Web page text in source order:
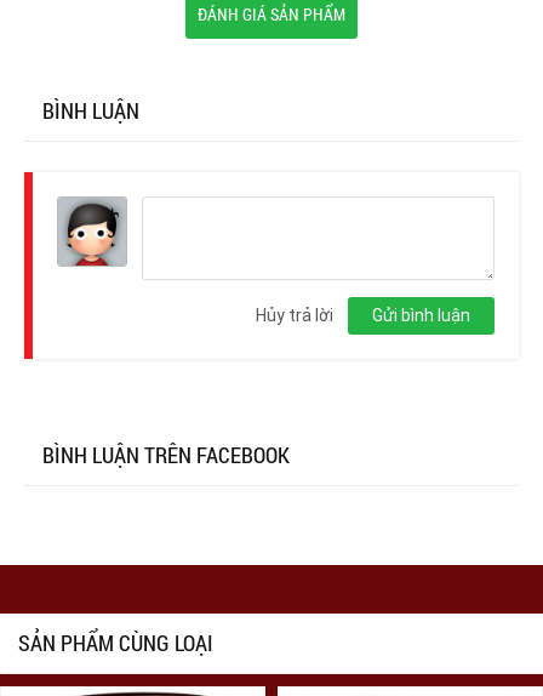
ĐÁNH GIÁ SẢN PHẨM
BÌNH LUẬN
Gửi bình luận
Hủy trả lời
BÌNH LUẬN TRÊN FACEBOOK
SẢN PHẨM CÙNG LOẠI